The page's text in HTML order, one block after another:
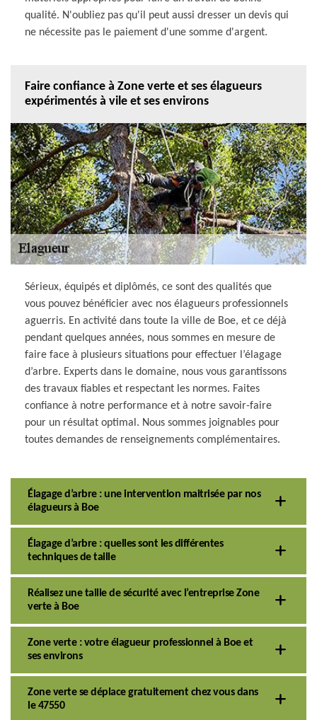
qualité. N'oubliez pas qu'il peut aussi dresser un devis qui
ne nécessite pas le paiement d'une somme d'argent.
Faire confiance à Zone verte et ses élagueurs
expérimentés à vile et ses environs
Sérieux, équipés et diplômés, ce sont des qualités que
vous pouvez bénéficier avec nos élagueurs professionnels
aguerris. En activité dans toute la ville de Boe, et ce déjà
pendant quelques années, nous sommes en mesure de
faire face à plusieurs situations pour effectuer l’élagage
d’arbre. Experts dans le domaine, nous vous garantissons
des travaux fiables et respectant les normes. Faites
confiance à notre performance et à notre savoir-faire
pour un résultat optimal. Nous sommes joignables pour
toutes demandes de renseignements complémentaires.
Élagage d’arbre : une intervention maitrisée par nos
élagueurs à Boe
Élagage d’arbre : quelles sont les différentes
techniques de taille
Réalisez une taille de sécurité avec l’entreprise Zone
verte à Boe
Zone verte : votre élagueur professionnel à Boe et
ses environs
Zone verte se déplace gratuitement chez vous dans
le 47550